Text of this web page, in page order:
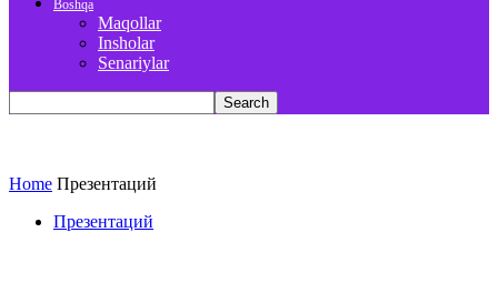
Boshqa
Maqollar
Insholar
Senariylar
Home Презентаций
Презентаций